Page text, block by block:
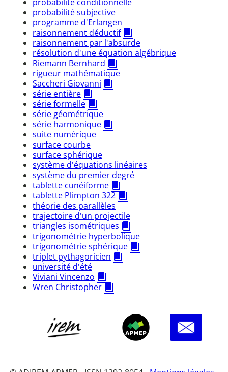
probabilité subjective
programme d'Erlangen
raisonnement déductif
raisonnement par l'absurde
résolution d'une équation algébrique
Riemann Bernhard
rigueur mathématique
Saccheri Giovanni
série entière
série formelle
série géométrique
série harmonique
suite numérique
surface courbe
surface sphérique
système d'équations linéaires
système du premier degré
tablette cunéiforme
tablette Plimpton 322
théorie des parallèles
trajectoire d'un projectile
triangles isométriques
trigonométrie hyperbolique
trigonométrie sphérique
triplet pythagoricien
université d'été
Viviani Vincenzo
Wren Christopher